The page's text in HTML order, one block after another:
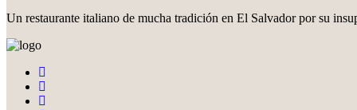
Un restaurante italiano de mucha tradición en El Salvador por su